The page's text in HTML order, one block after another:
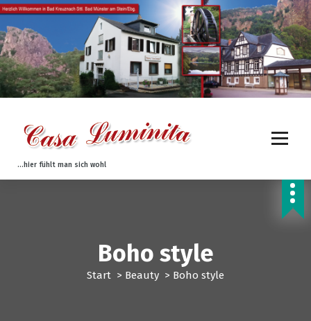
Z
m
I
n
h
a
...hier fühlt man sich wohl
Boho style
Start > Beauty > Boho style